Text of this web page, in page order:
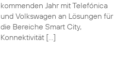
kommenden Jahr mit Telefónica
und Volkswagen an Lösungen für
die Bereiche Smart City,
Konnektivität […]